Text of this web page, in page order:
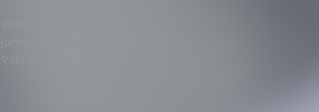
al primer
No es una
de octubre de 1963.